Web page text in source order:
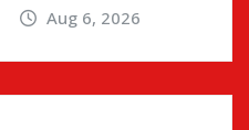
Aug 6, 2026